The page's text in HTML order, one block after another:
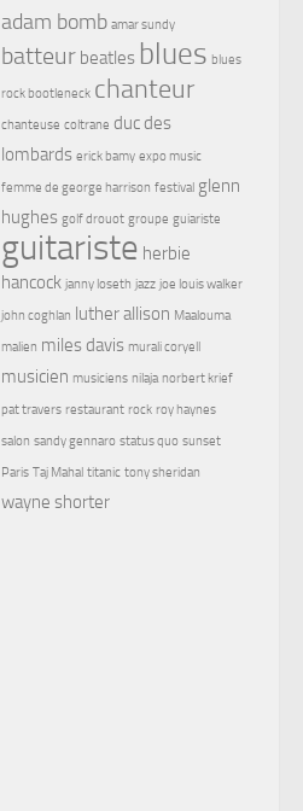
adam bomb amar sundy
batteur beatles blues blues
rock bootleneck chanteur
chanteuse coltrane duc des
lombards erick bamy expo music
femme de george harrison festival glenn
hughes golf drouot groupe guiariste
guitariste herbie
hancock janny loseth jazz joe louis walker
john coghlan luther allison Maalouma
malien miles davis murali coryell
musicien musiciens nilaja norbert krief
pat travers restaurant rock roy haynes
salon sandy gennaro status quo sunset
Paris Taj Mahal titanic tony sheridan
wayne shorter